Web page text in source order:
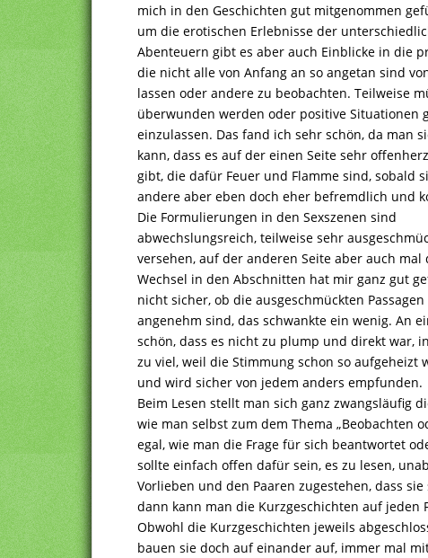
mich in den Geschichten gut mitgenommen
um die erotischen Erlebnisse der
Abenteuern gibt es aber auch Einblicke in die
die nicht alle von Anfang an so angetan sind
lassen oder andere zu beobachten. Teilweise
überwunden werden oder positive Situationen
einzulassen. Das fand ich sehr schön, da man
kann, dass es auf der einen Seite sehr
gibt, die dafür Feuer und Flamme sind, sobald
andere aber eben doch eher befremdlich und
Die Formulierungen in den Sexszenen sind
abwechslungsreich, teilweise sehr
versehen, auf der anderen Seite aber auch
Wechsel in den Abschnitten hat mir ganz gut
nicht sicher, ob die ausgeschmückten
angenehm sind, das schwankte ein wenig. An
schön, dass es nicht zu plump und direkt war,
zu viel, weil die Stimmung schon so aufgeheizt
und wird sicher von jedem anders empfunden.
Beim Lesen stellt man sich ganz zwangsläufig
wie man selbst zum dem Thema „Beobachten
egal, wie man die Frage für sich beantwortet
sollte einfach offen dafür sein, es zu lesen,
Vorlieben und den Paaren zugestehen, dass
dann kann man die Kurzgeschichten auf jeden
Obwohl die Kurzgeschichten jeweils
bauen sie doch auf einander auf, immer mal